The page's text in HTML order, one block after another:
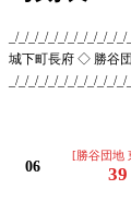
_/_/_/_/_/_/_/_/_/_/_/
城下町長府 ◇ 勝谷
_/_/_/_/_/_/_/_/_/_/_/
06
[勝谷団地
39